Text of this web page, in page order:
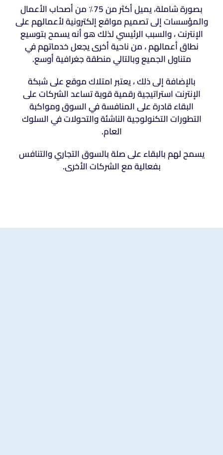
بصورة شاملة، يميل أكثر من 75٪ من أصحاب الأعمال
والمؤسسات إلى تصميم مواقع إلكترونية لأعمالهم على
الإنترنت ، والسبب الرئيسي لذلك هو أنه يسمح بتوسيع
نطاق أعمالهم ، من ناحية أخرى يجعل خدماتهم في
متناول الجميع وبالتالي منطقة جغرافية أوسع.
بالإضافة إلى ذلك ، يعتبر امتلاك موقع على شبكة
الإنترنت استراتيجية رقمية قوية تساعد الشركات على
البقاء قادرة على المنافسة في السوق ومواكبة
التطورات التكنولوجية الناشئة والتحولات في السلوك
العام.
يسمح لهم بالبقاء على صلة بالسوق التجاري والتنافس
بفعالية مع الشركات الأخرى.